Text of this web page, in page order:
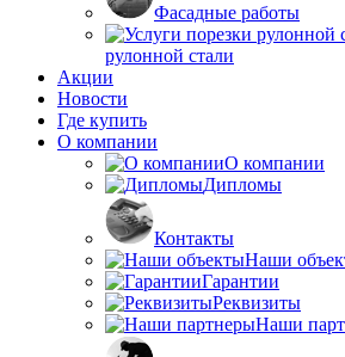
Фасадные работы
рулонной стали
Акции
Новости
Где купить
О компании
О компании
Дипломы
Контакты
Наши
Гарантии
Реквизиты
Наши